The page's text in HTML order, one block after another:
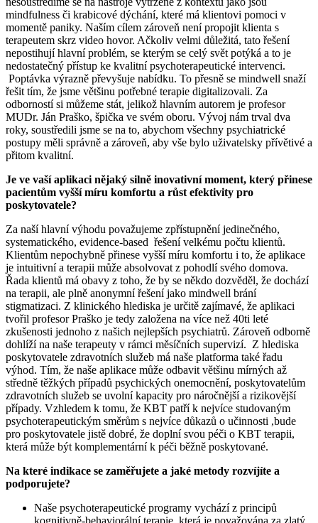
mindfulness či krabicové dýchání, které má klientovi pomoci v
momentě paniky. Naším cílem zároveň není propojit klienta s
terapeutem skrz video hovor. Ačkoliv velmi důležitá, tato řešení
nepostihují hlavní problém, se kterým se celý svět potýká a to je
nedostatečný přístup ke kvalitní psychoterapeutické intervenci.
Poptávka výrazně převyšuje nabídku. To přesně se mindwell snaží
řešit tím, že jsme většinu potřebné terapie digitalizovali. Za
odborností si můžeme stát, jelikož hlavním autorem je profesor
MUDr. Ján Praško, špička ve svém oboru. Vývoj nám trval dva
roky, soustředili jsme se na to, abychom všechny psychiatrické
postupy měli správně a zároveň, aby vše bylo uživatelsky přívětivé a
přitom kvalitní.
Je ve vaší aplikaci nějaký silně inovativní moment, který přinese
pacientům vyšší míru komfortu a růst efektivity pro
poskytovatele?
Za naší hlavní výhodu považujeme zpřístupnění jedinečného,
systematického, evidence-based řešení velkému počtu klientů.
Klientům nepochybně přinese vyšší míru komfortu i to, že aplikace
je intuitivní a terapii může absolvovat z pohodlí svého domova.
Řada klientů má obavy z toho, že by se někdo dozvěděl, že dochází
na terapii, ale plně anonymní řešení jako mindwell brání
stigmatizaci. Z klinického hlediska je určitě zajímavé, že aplikaci
tvořil profesor Praško je tedy založena na více než 40ti leté
zkušenosti jednoho z našich nejlepších psychiatrů. Zároveň odborně
dohlíží na naše terapeuty v rámci měsíčních supervizí. Z hlediska
poskytovatele zdravotních služeb má naše platforma také řadu
výhod. Tím, že naše aplikace může odbavit většinu mírných až
středně těžkých případů psychických onemocnění, poskytovatelům
zdravotních služeb se uvolní kapacity pro náročnější a rizikovější
případy. Vzhledem k tomu, že KBT patří k nejvíce studovaným
psychoterapeutickým směrům s nejvíce důkazů o učinnosti ,bude
pro poskytovatele jistě dobré, že doplní svou péči o KBT terapii,
která může být komplementární k péči běžně poskytované.
Na které indikace se zaměřujete a jaké metody rozvíjíte a
podporujete?
Naše psychoterapeutické programy vychází z principů
kognitivně-behaviorální terapie, která je považována za zlatý